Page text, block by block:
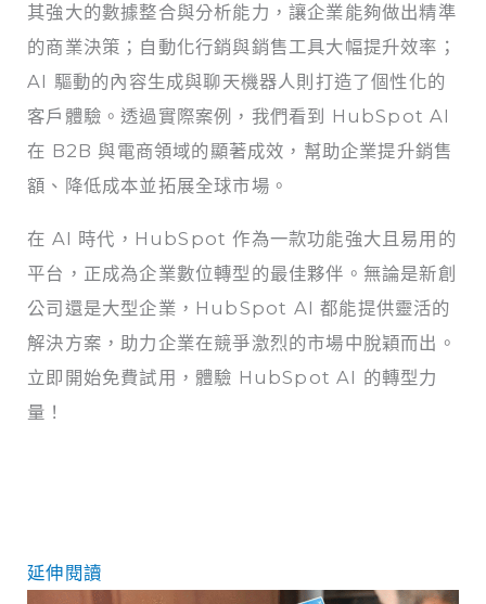
其強大的數據整合與分析能力，讓企業能夠做出精準
的商業決策；自動化行銷與銷售工具大幅提升效率；
AI 驅動的內容生成與聊天機器人則打造了個性化的
客戶體驗。透過實際案例，我們看到 HubSpot AI
在 B2B 與電商領域的顯著成效，幫助企業提升銷售
額、降低成本並拓展全球市場。
在 AI 時代，HubSpot 作為一款功能強大且易用的
平台，正成為企業數位轉型的最佳夥伴。無論是新創
公司還是大型企業，HubSpot AI 都能提供靈活的
解決方案，助力企業在競爭激烈的市場中脫穎而出。
立即開始免費試用，體驗 HubSpot AI 的轉型力
量！
延伸閱讀